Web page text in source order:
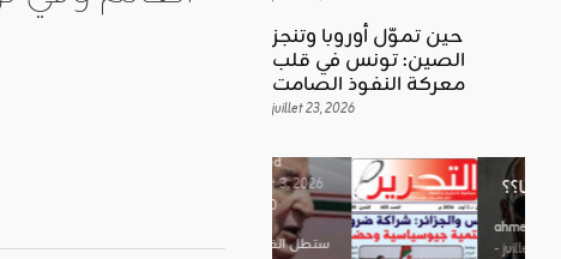
حين تموّل أوروبا وتنجز
الصين: تونس في قلب
معركة النفوذ الصامت
juillet 23, 2026
تونس في
0
ستطل القضاي
المرزوقي
الخارجية،
ماذا أخفى
رؤساء،
حكمونا؟؟
ahmed
- juillet 27,